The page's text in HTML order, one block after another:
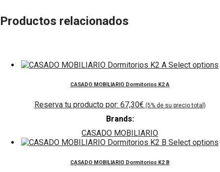
Productos relacionados
Select options
CASADO MOBILIARIO Dormitorios K2 A
67,30€
Brands:
CASADO MOBILIARIO
Select options
CASADO MOBILIARIO Dormitorios K2 B